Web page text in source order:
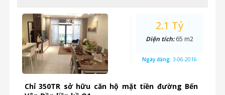
Chỉ 350TR sở hữu căn hộ mặt tiền đường Bến
2.1 Tỷ
Diện tích:65 m2
Ngày đăng: 3-06-2016